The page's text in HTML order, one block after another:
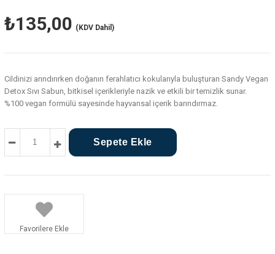
₺135,00 (KDV Dahil)
Cildinizi arındırırken doğanın ferahlatıcı kokularıyla buluşturan Sandy Vegan
Detox Sıvı Sabun, bitkisel içerikleriyle nazik ve etkili bir temizlik sunar.
%100 vegan formülü sayesinde hayvansal içerik barındırmaz.
Favorilere Ekle